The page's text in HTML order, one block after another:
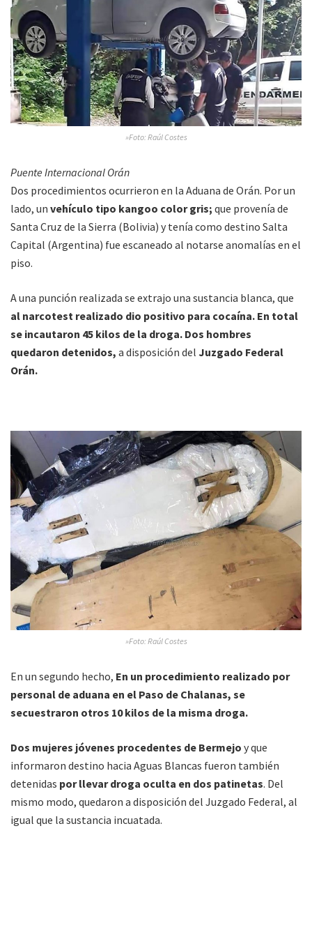
»Foto: Raúl Costes
Puente Internacional Orán
Dos procedimientos ocurrieron en la Aduana de Orán. Por un
lado, un vehículo tipo kangoo color gris; que provenía de
Santa Cruz de la Sierra (Bolivia) y tenía como destino Salta
Capital (Argentina) fue escaneado al notarse anomalías en el
piso.
A una punción realizada se extrajo una sustancia blanca, que
al narcotest realizado dio positivo para cocaína. En total
se incautaron 45 kilos de la droga. Dos hombres
quedaron detenidos, a disposición del Juzgado Federal
Orán.
»Foto: Raúl Costes
En un segundo hecho, En un procedimiento realizado por
personal de aduana en el Paso de Chalanas, se
secuestraron otros 10 kilos de la misma droga.
Dos mujeres jóvenes procedentes de Bermejo y que
informaron destino hacia Aguas Blancas fueron también
detenidas por llevar droga oculta en dos patinetas. Del
mismo modo, quedaron a disposición del Juzgado Federal, al
igual que la sustancia incuatada.